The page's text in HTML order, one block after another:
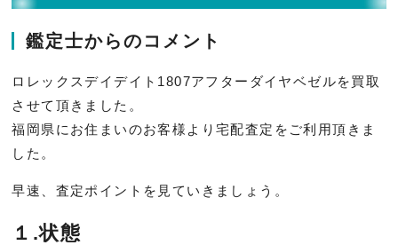
鑑定士からのコメント
ロレックスデイデイト1807アフターダイヤベゼルを買取
させて 頂きました。
福岡県にお住まいのお客様より宅配査定をご利用頂きま
した。
早速、査定ポイントを見ていきましょう。
１.状態